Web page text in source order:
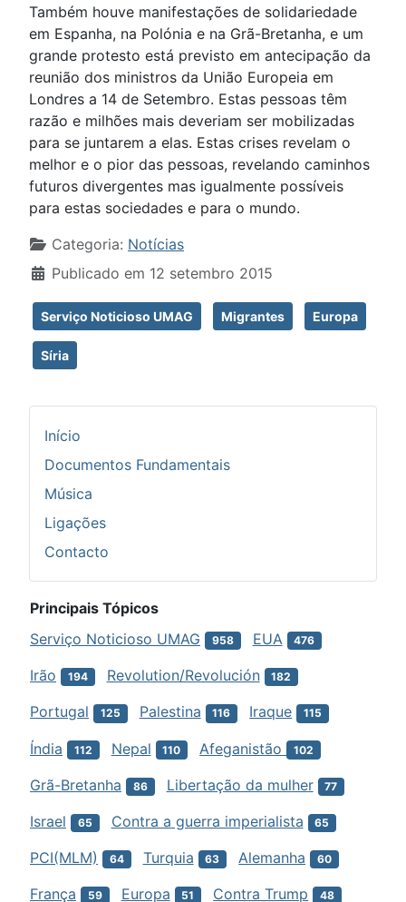
Também houve manifestações de solidariedade
em Espanha, na Polónia e na Grã-Bretanha, e um
grande protesto está previsto em antecipação da
reunião dos ministros da União Europeia em
Londres a 14 de Setembro. Estas pessoas têm
razão e milhões mais deveriam ser mobilizadas
para se juntarem a elas. Estas crises revelam o
melhor e o pior das pessoas, revelando caminhos
futuros divergentes mas igualmente possíveis
para estas sociedades e para o mundo.
Detalhes
Categoria: Notícias
Publicado em 12 setembro 2015
Serviço Noticioso UMAG Migrantes Europa
Síria
Início
Documentos Fundamentais
Música
Ligações
Contacto
Principais Tópicos
Serviço Noticioso UMAG
958 EUA 476
Irão 194 Revolution/Revolución 182
Portugal 125 Palestina 116 Iraque 115
Índia 112 Nepal 110 Afeganistão 102
Grã-Bretanha 86 Libertação da mulher 77
Israel 65 Contra a guerra imperialista 65
PCI(MLM) 64 Turquia 63 Alemanha 60
França 59 Europa 51 Contra Trump 48